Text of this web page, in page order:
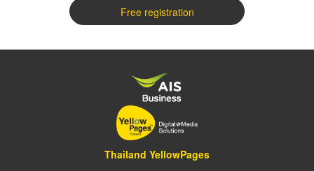
Free registration
Thailand YellowPages